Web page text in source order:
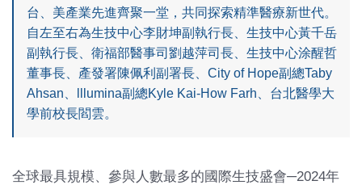
台、美產業先進齊聚一堂，共同探索精準醫療新世代。
自左至右為生技中心李財坤副執行長、生技中心黃千岳
副執行長、衛福部醫事司劉越萍司長、生技中心涂醒哲
董事長、產發署陳佩利副署長、City of Hope副總Taby
Ahsan、lllumina副總Kyle Kai-How Farh、台北醫學大
學前校長閻雲。
全球最具規模、參與人數最多的國際生技盛會─2024年